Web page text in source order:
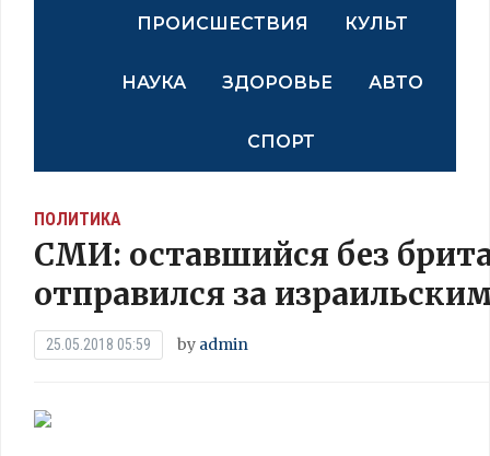
ПРОИСШЕСТВИЯ КУЛЬТ
НАУКА ЗДОРОВЬЕ АВТО
СПОРТ
ПОЛИТИКА
СМИ: оставшийся без
отправился за
25.05.2018 05:59 by admin